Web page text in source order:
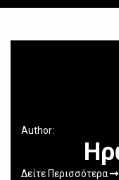
Author:
Δείτε Περισσότερα